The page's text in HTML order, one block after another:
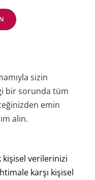
sizin
bir sorunda tüm
emin
alın.
kişisel verilerinizi
karşı kişisel